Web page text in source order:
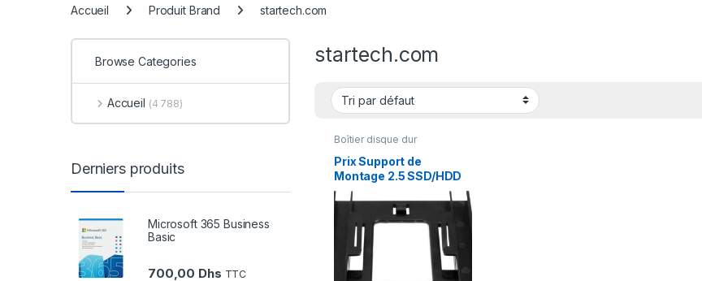
Accueil Produit Brand startech.com
startech.com
Boîtier disque dur
Prix Support de
Montage 2.5 SSD/HDD
pour Baie de Lecteur
3.5 – 5 Pack – Sans Outil
– Kit de Montage de
Disque Dur
(BRACKET125PTP) – –
Browse Categories
Accueil (4 788)
Derniers produits
Microsoft 365 Business
Basic
700,00 Dhs TTC